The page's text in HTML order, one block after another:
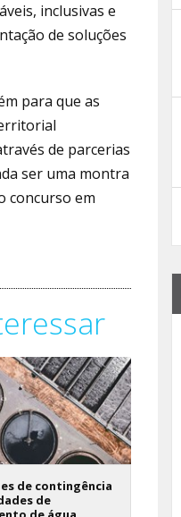
inclusivas e
de soluções
para que as
de parcerias
ser uma montra
concurso em
de contingência
de